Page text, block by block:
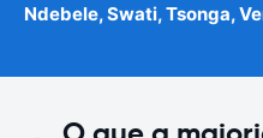
Ndebele, Swati, Tsonga,